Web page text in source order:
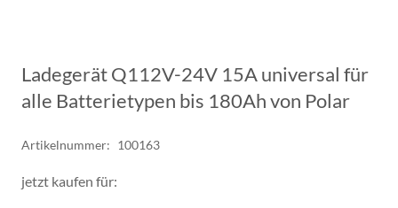
Ladegerät Q112V-24V 15A universal für
alle Batterietypen bis 180Ah von Polar
Artikelnummer: 100163
jetzt kaufen für: